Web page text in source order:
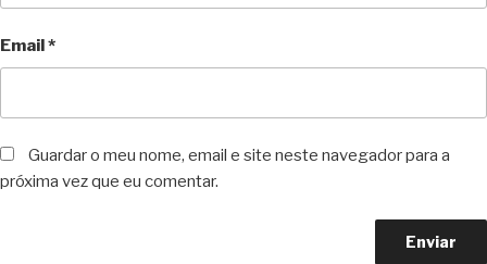
Email*
Guardar o meu nome, email e site neste navegador para a
próxima vez que eu comentar.